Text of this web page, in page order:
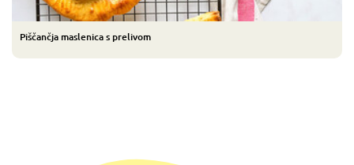
Piščančja maslenica s prelivom